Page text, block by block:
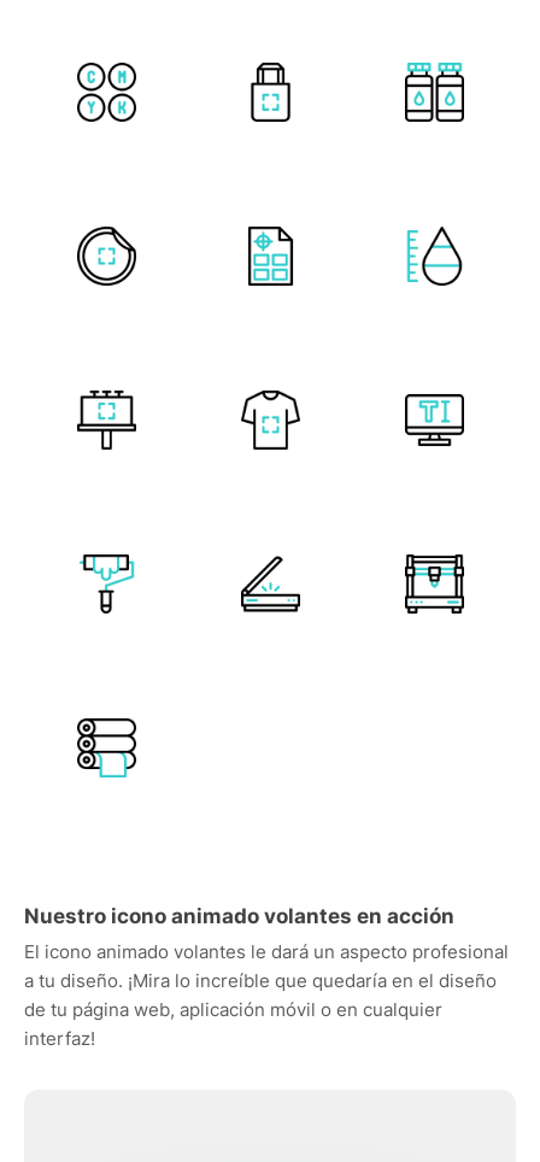
Nuestro icono animado volantes en acción
El icono animado volantes le dará un aspecto profesional
a tu diseño. ¡Mira lo increíble que quedaría en el diseño
de tu página web, aplicación móvil o en cualquier
interfaz!